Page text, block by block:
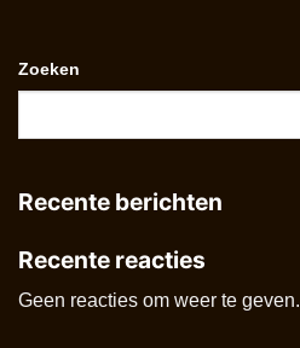
Zoeken
Recente berichten
Recente reacties
Geen reacties om weer te geven.